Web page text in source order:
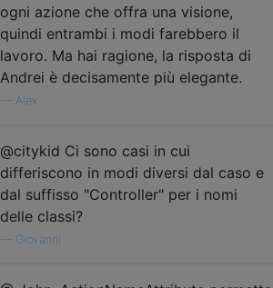
ogni azione che offra una visione,
quindi entrambi i modi farebbero il
lavoro. Ma hai ragione, la risposta di
Andrei è decisamente più elegante.
Alex
@citykid Ci sono casi in cui
differiscono in modi diversi dal caso e
dal suffisso "Controller" per i nomi
delle classi?
Giovanni